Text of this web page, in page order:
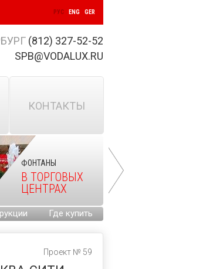
РУС ENG GER
(812) 327-52-52
SPB@VODALUX.RU
КОНТАКТЫ
ФОНТАНЫ
В ТОРГОВЫХ
ЦЕНТРАХ
Где купить
Проект № 59